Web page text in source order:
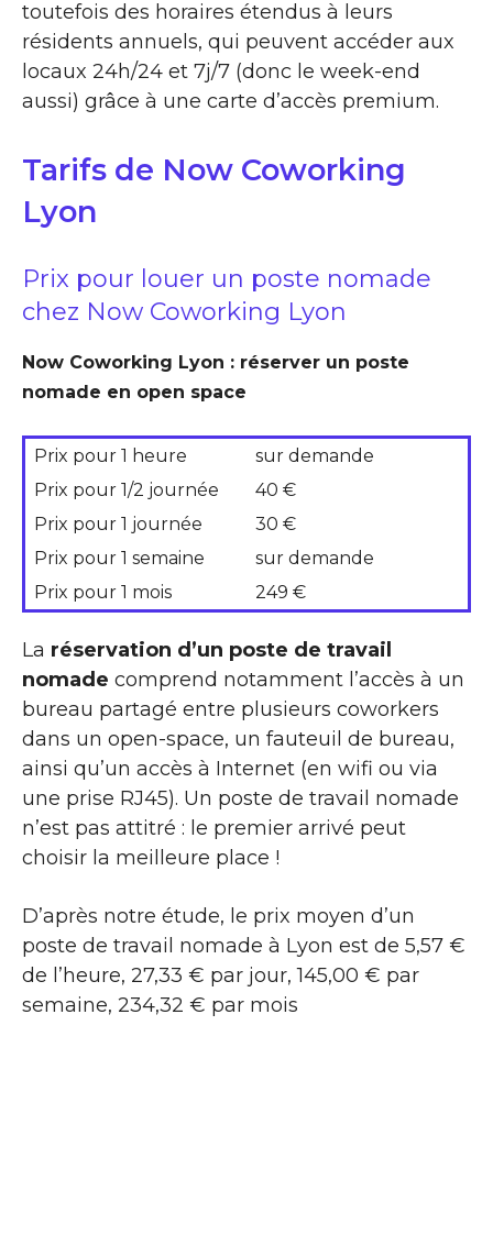
toutefois des horaires étendus à leurs
résidents annuels, qui peuvent accéder aux
locaux 24h/24 et 7j/7 (donc le week-end
aussi) grâce à une carte d’accès premium.
Tarifs de Now Coworking
Lyon
Prix pour louer un poste nomade
chez Now Coworking Lyon
Now Coworking Lyon : réserver un poste
nomade en open space
Prix pour 1 heure
sur demande
Prix pour 1/2 journée
40 €
Prix pour 1 journée
30 €
Prix pour 1 semaine
sur demande
Prix pour 1 mois
249 €
La réservation d’un poste de travail
nomade comprend notamment l’accès à un
bureau partagé entre plusieurs coworkers
dans un open-space, un fauteuil de bureau,
ainsi qu’un accès à Internet (en wifi ou via
une prise RJ45). Un poste de travail nomade
n’est pas attitré : le premier arrivé peut
choisir la meilleure place !
D’après notre étude, le prix moyen d’un
poste de travail nomade à Lyon est de 5,57 €
de l’heure, 27,33 € par jour, 145,00 € par
semaine, 234,32 € par mois